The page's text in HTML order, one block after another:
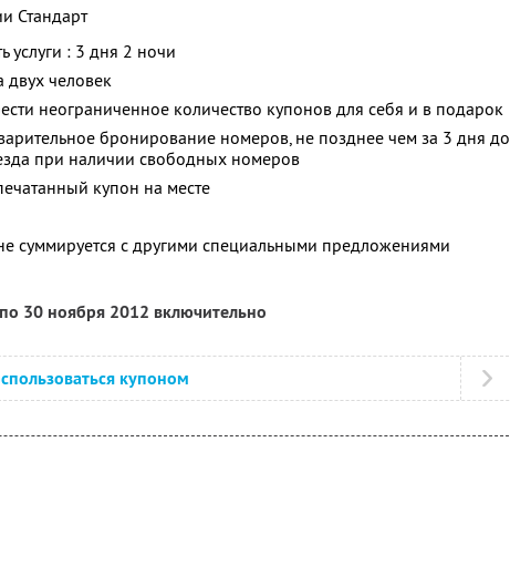
Стандарт
услуги : 3 дня 2 ночи
двух человек
неограниченное количество купонов для себя и в подарок
бронирование номеров, не позднее чем за 3 дня до
при наличии свободных номеров
купон на месте
суммируется с другими специальными предложениями
30 ноября 2012 включительно
купоном